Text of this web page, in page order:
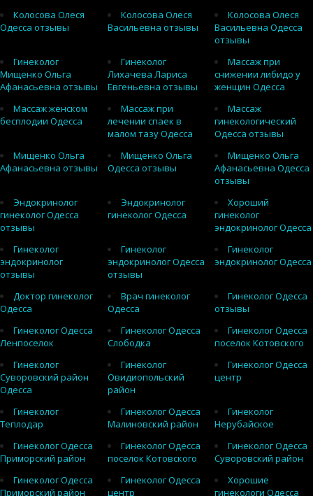
Колосова Олеся
Одесса отзывы
Колосова Олеся
Васильевна отзывы
Колосова Олеся
Васильевна Одесса
отзывы
Гинеколог
Мищенко Ольга
Афанасьевна отзывы
Гинеколог
Лихачева Лариса
Евгеньевна отзывы
Массаж при
снижении либидо у
женщин Одесса
Массаж женском
бесплодии Одесса
Массаж при
лечении спаек в
малом тазу Одесса
Массаж
гинекологический
Одесса отзывы
Мищенко Ольга
Афанасьевна отзывы
Мищенко Ольга
Одесса отзывы
Мищенко Ольга
Афанасьевна Одесса
отзывы
Эндокринолог
гинеколог Одесса
отзывы
Эндокринолог
гинеколог Одесса
Хороший
гинеколог
эндокринолог Одесса
Гинеколог
эндокринолог
отзывы
Гинеколог
эндокринолог Одесса
отзывы
Гинеколог
эндокринолог Одесса
Доктор гинеколог
Одесса
Врач гинеколог
Одесса
Гинеколог Одесса
отзывы
Гинеколог Одесса
Ленпоселок
Гинеколог Одесса
Слободка
Гинеколог Одесса
поселок Котовского
Гинеколог
Суворовский район
Одесса
Гинеколог
Овидиопольский
район
Гинеколог Одесса
центр
Гинеколог
Теплодар
Гинеколог Одесса
Малиновский район
Гинеколог
Нерубайское
Гинеколог Одесса
Приморский район
Гинеколог Одесса
поселок Котовского
Гинеколог Одесса
Суворовский район
Гинеколог Одесса
Приморский район
Гинеколог Одесса
центр
Хорошие
гинекологи Одесса